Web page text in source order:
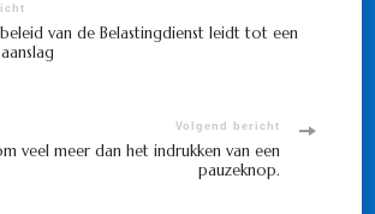
van de Belastingdienst leidt tot een
Volgend bericht
veel meer dan het indrukken van een
pauzeknop.